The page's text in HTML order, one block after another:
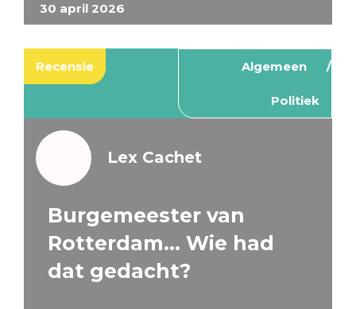
30 april 2026
Recensie Algemeen
Politiek
Lex Cachet
Burgemeester van
Rotterdam… Wie had
dat gedacht?